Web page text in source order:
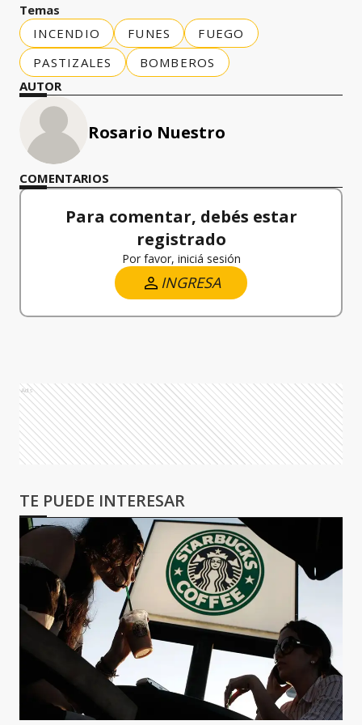
Temas
INCENDIO
FUNES
FUEGO
PASTIZALES
BOMBEROS
AUTOR
Rosario Nuestro
COMENTARIOS
Para comentar, debés estar
registrado
Por favor, iniciá sesión
INGRESA
Ads
TE PUEDE INTERESAR